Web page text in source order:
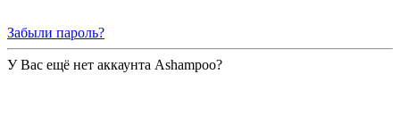
Забыли пароль?
У Вас ещё нет аккаунта Ashampoo?